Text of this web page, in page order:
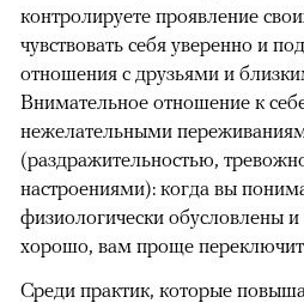
контролируете проявление
чувствовать себя уверенно и
отношения с друзьями и
Внимательное отношение к
нежелательными
(раздражительностью,
настроениями): когда вы
физиологически обусловлены и
хорошо, вам проще
Среди практик, которые